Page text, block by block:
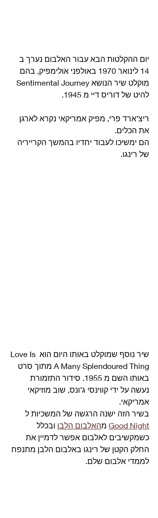
יום ההקלטות הבא עבור האלבום נערך ב
14 לינואר 1970 באולפני אולימפיק, בהם
להיט של דוריס דיי מ 1945.
ריצ’ארד פרי, מפיק אמריקאי נקרא לארגן
את הכלים.
הם ימשיכו לעבוד יחדיו בהמשך הקרייריה
של רינגו.
שיר נוסף שמוקלט באותו היום הוא Love Is
A Many Splendoured Thing מתוך סרט
באותו השם מ 1955. סידור התזמורת
נעשה על ידי קווינסי ג’ונס, שוב מוזיקאי
אמריקאי.
בשיר הזה ישנה הרגשה של המשכיות ל
Good Night מהאלבום הלבן ובכלל
כשמקשיבים לאלבום אפשר לדמיין את
החלק הקטן של רינגו באלבום הלבן מתנפח
לממדי אלבום שלם.